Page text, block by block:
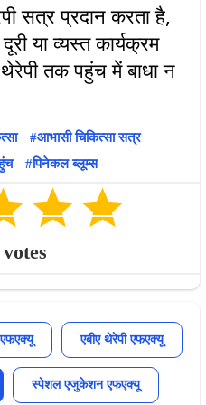
सत्र प्रदान करता है,
या व्यस्त कार्यक्रम
थेरेपी तक पहुंच में बाधा न
आभासी चिकित्सा सत्र
पिनेकल ब्लूम्स
votes
एबीए थेरेपी एफएक्यू
स्पेशल एजुकेशन एफएक्यू